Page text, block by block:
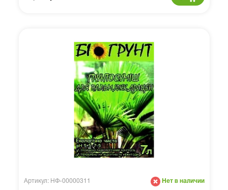
Артикул: НФ-00000311 Нет в наличии